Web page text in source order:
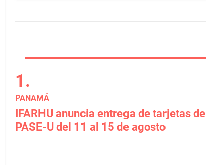
PANAMÁ
IFARHU anuncia entrega de tarjetas del
PASE-U del 11 al 15 de agosto